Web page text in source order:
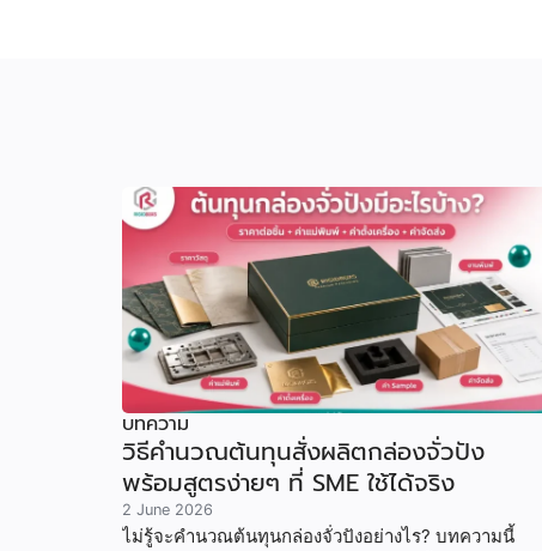
บทความ
วิธีคำนวณต้นทุนสั่งผลิตกล่องจั่วปัง
พร้อมสูตรง่ายๆ ที่ SME ใช้ได้จริง
2 June 2026
ไม่รู้จะคำนวณต้นทุนกล่องจั่วปังอย่างไร? บทความนี้